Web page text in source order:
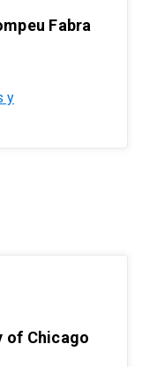
Fabra
y
of Chicago